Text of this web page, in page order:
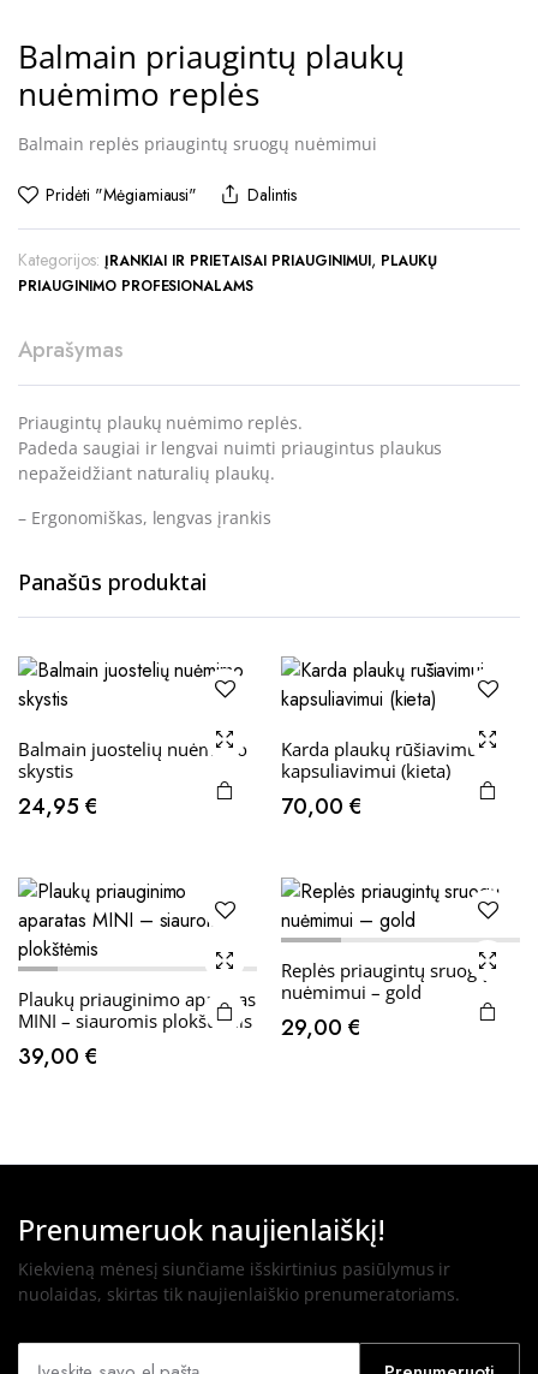
Balmain priaugintų plaukų
nuėmimo replės
Balmain replės priaugintų sruogų nuėmimui
Pridėti "Mėgiamiausi" Dalintis
Kategorijos: ĮRANKIAI IR PRIETAISAI PRIAUGINIMUI, PLAUKŲ
PRIAUGINIMO PROFESIONALAMS
Aprašymas
Priaugintų plaukų nuėmimo replės.
Padeda saugiai ir lengvai nuimti priaugintus plaukus
nepažeidžiant naturalių plaukų.
– Ergonomiškas, lengvas įrankis
Panašūs produktai
Balmain juostelių nuėmimo
skystis
24,95 €
Karda plaukų rūšiavimui,
kapsuliavimui (kieta)
70,00 €
Plaukų priauginimo aparatas
MINI – siauromis plokštėmis
39,00 €
Replės priaugintų sruogų
nuėmimui – gold
29,00 €
Prenumeruok naujienlaiškį!
Kiekvieną mėnesį siunčiame išskirtinius pasiūlymus ir
nuolaidas, skirtas tik naujienlaiškio prenumeratoriams.